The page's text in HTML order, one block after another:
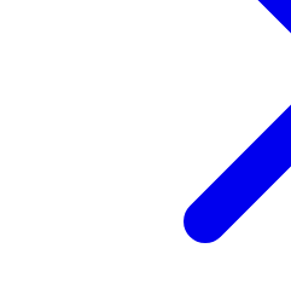
해를 원하는 분들입니다. 이 책
스의 '잃어버린 12년'을 파헤쳐,
니다. 애플의 혁신이 어디에서
미래의 비전을 설계했는지 궁금
넷째, 드라마틱한 인물 스토리에
입니다. 한 인물이 처절하게 실
한 리더로 재탄생하는 이야기는
감동을 선사합니다. 이처럼 다양
《넥스트 스티브 잡스》를 강력